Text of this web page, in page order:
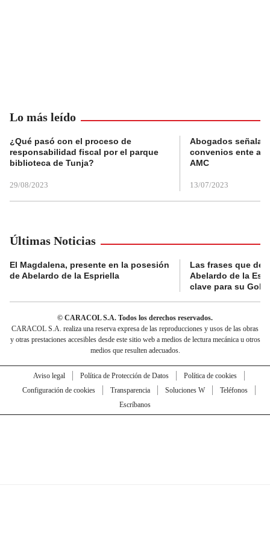
Lo más leído
¿Qué pasó con el proceso de
responsabilidad fiscal por el parque
biblioteca de Tunja?
29/08/2023
Abogados
convenios ente
AMC
13/07/2023
Últimas Noticias
El Magdalena, presente en la posesión
de Abelardo de la Espriella
Las frases que
Abelardo de la
clave para su
© CARACOL S.A. Todos los derechos reservados.
CARACOL S.A. realiza una reserva expresa de las reproducciones y usos de las obras
y otras prestaciones accesibles desde este sitio web a medios de lectura mecánica u otros
medios que resulten adecuados.
Aviso legal Política de Protección de Datos
Política de cookies
Configuración de cookies
Transparencia Soluciones W
Teléfonos
Escríbanos